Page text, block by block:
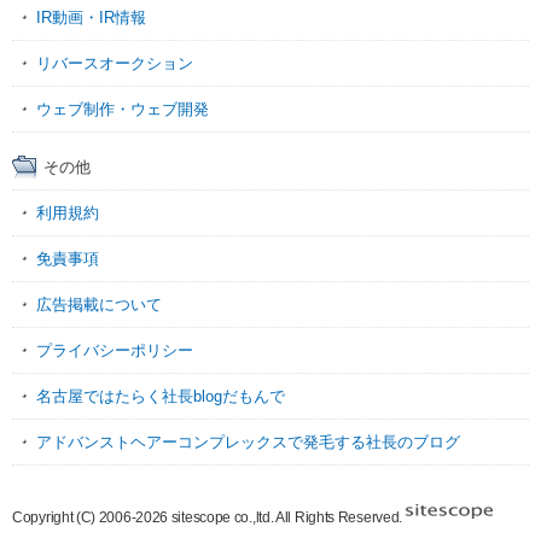
IR動画・IR情報
リバースオークション
ウェブ制作・ウェブ開発
その他
利用規約
免責事項
広告掲載について
プライバシーポリシー
名古屋ではたらく社長blogだもんで
アドバンストヘアーコンプレックスで発毛する社長のブログ
Copyright (C) 2006-2026 sitescope co.,ltd. All Rights Reserved.